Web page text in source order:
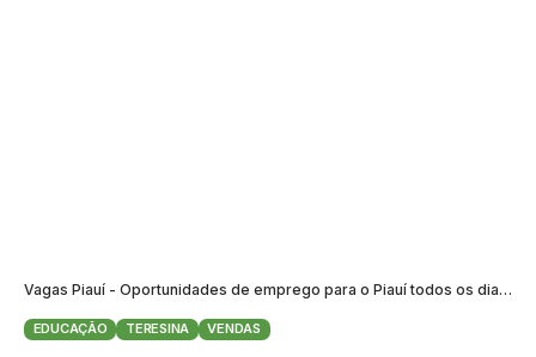
Vagas Piauí - Oportunidades de emprego para o Piauí todos os dias>
EDUCAÇÃO TERESINA VENDAS